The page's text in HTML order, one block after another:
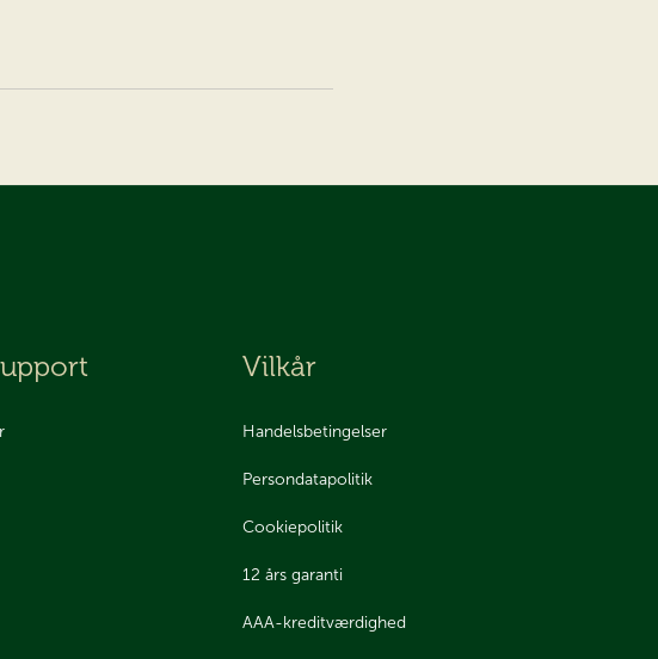
Vilkår
Handelsbetingelser
Persondatapolitik
Cookiepolitik
12 års garanti
AAA-kreditværdighed